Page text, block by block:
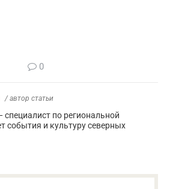
0
/ автор статьи
по региональной
события и культуру северных